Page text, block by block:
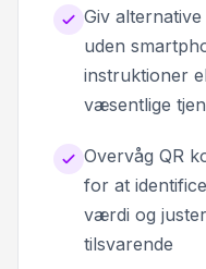
Giv
uden
instruktioner
væsentlige
Overvåg QR
for at
værdi og
tilsvarende